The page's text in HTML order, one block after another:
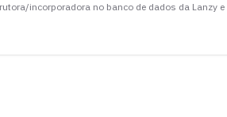
incorporadora no banco de dados da Lanzy